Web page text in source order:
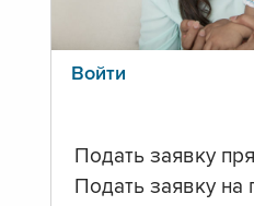
Войти
Подать заявку
Подать заявку на